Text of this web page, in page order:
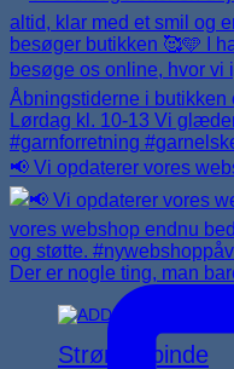
Strømpepinde
📢 Vi opdaterer vores
Der er nogle ting, man